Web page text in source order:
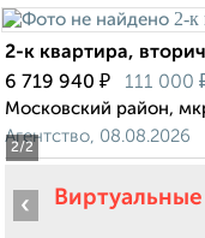
2/2
2-к квартира,
6 719 940 ₽ 111 000
Московский район,
Агентство, 08.08.2026
‹